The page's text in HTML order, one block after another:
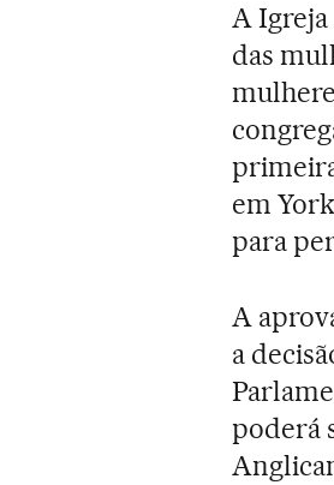
A Igreja
das
em
para
A
a
poderá